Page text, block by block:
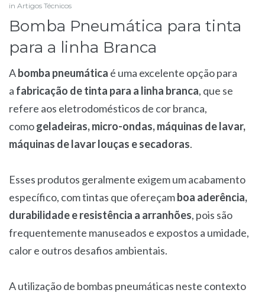
in Artigos Técnicos
Bomba Pneumática para tinta
para a linha Branca
Abomba pneumática é uma excelente opção para
a fabricação de tinta para a linha branca, que se
refere aos eletrodomésticos de cor branca,
comogeladeiras, micro-ondas, máquinas de lavar,
máquinas de lavar louças e secadoras.
Esses produtos geralmente exigem um acabamento
específico, com tintas que ofereçamboa aderência,
durabilidade e resistência a arranhões, pois são
frequentemente manuseados e expostos a umidade,
calor e outros desafios ambientais.
A utilização de bombas pneumáticas neste contexto